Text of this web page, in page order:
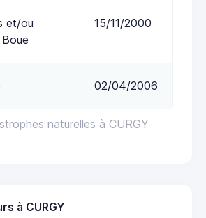
naturelles à CURGY
et/ou
15/11/2000
02/04/2006
à CURGY